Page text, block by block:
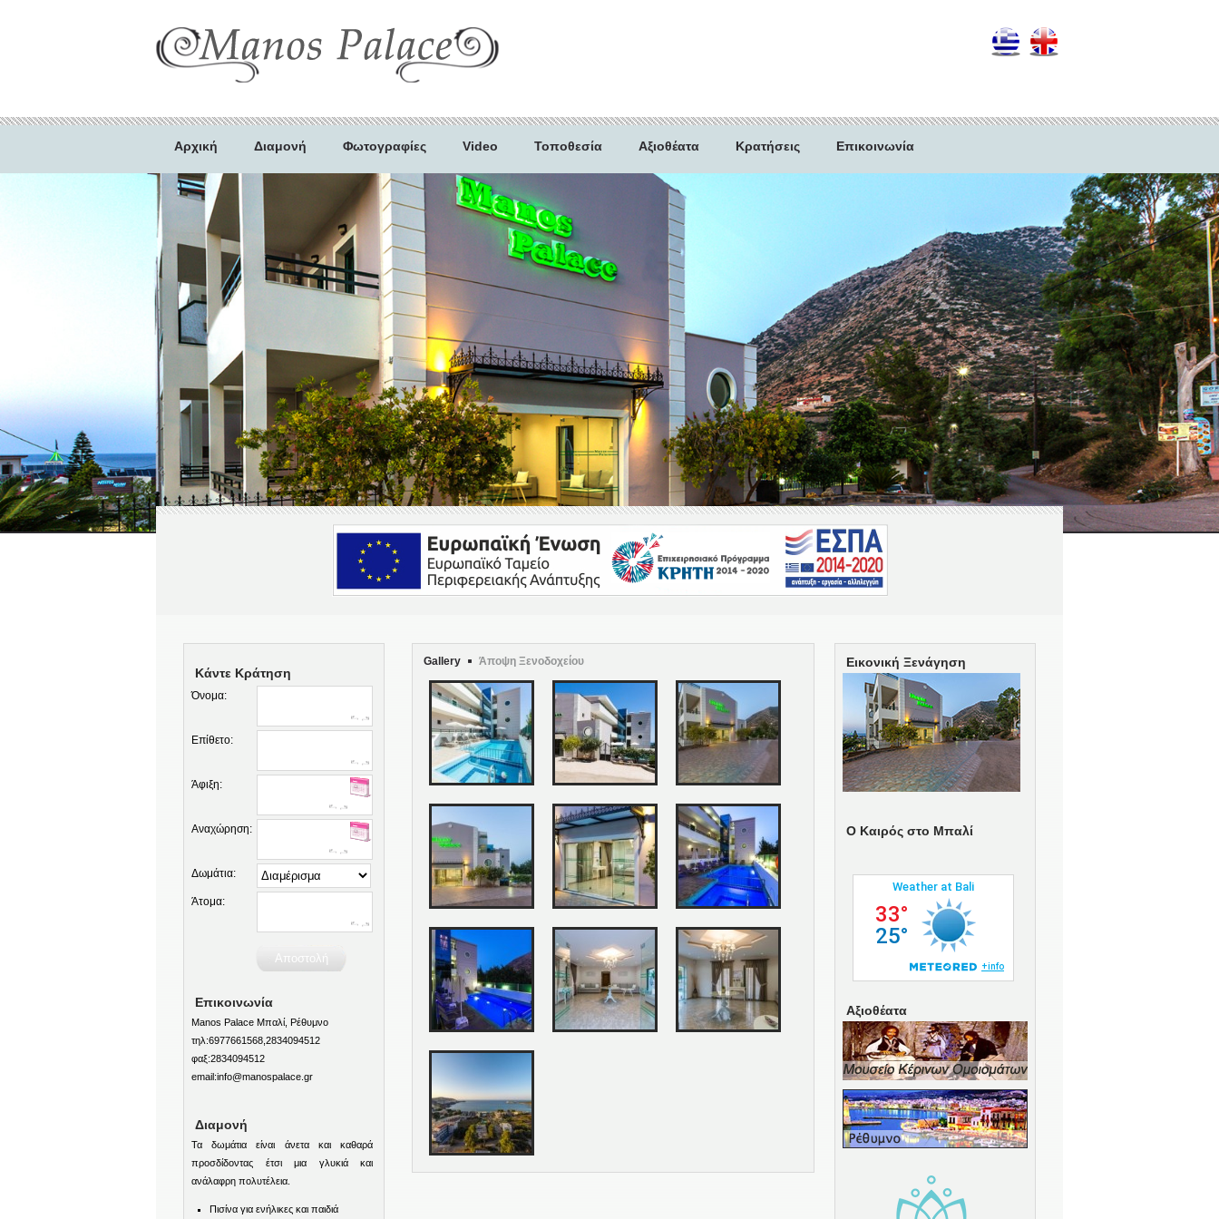
Αρχική Διαμονή Φωτογραφίες Video Τοποθεσία Αξιοθέατα Κρατήσεις Επικοινωνία
Κάντε Κράτηση
Όνομα:
Επίθετο:
Άφιξη:
Αναχώρηση:
Δωμάτια:
Άτομα:
Επικοινωνία
Manos Palace Μπαλί, Ρέθυμνο
τηλ:6977661568,2834094512
φαξ:2834094512
email:info@manospalace.gr
Διαμονή
Τα δωμάτια είναι άνετα και καθαρά
προσδίδοντας έτσι μια γλυκιά και
ανάλαφρη πολυτέλεια.
Πισίνα για ενήλικες και παιδιά
Gallery Άποψη Ξενοδοχείου Εικονική Ξενάγηση
O Καιρός στο Μπαλί
Αξιοθέατα